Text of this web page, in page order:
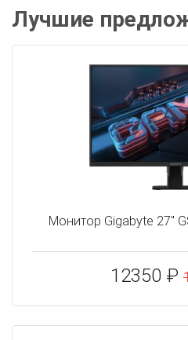
Лучшие
Монитор Gigabyte 27"
12350 ₽